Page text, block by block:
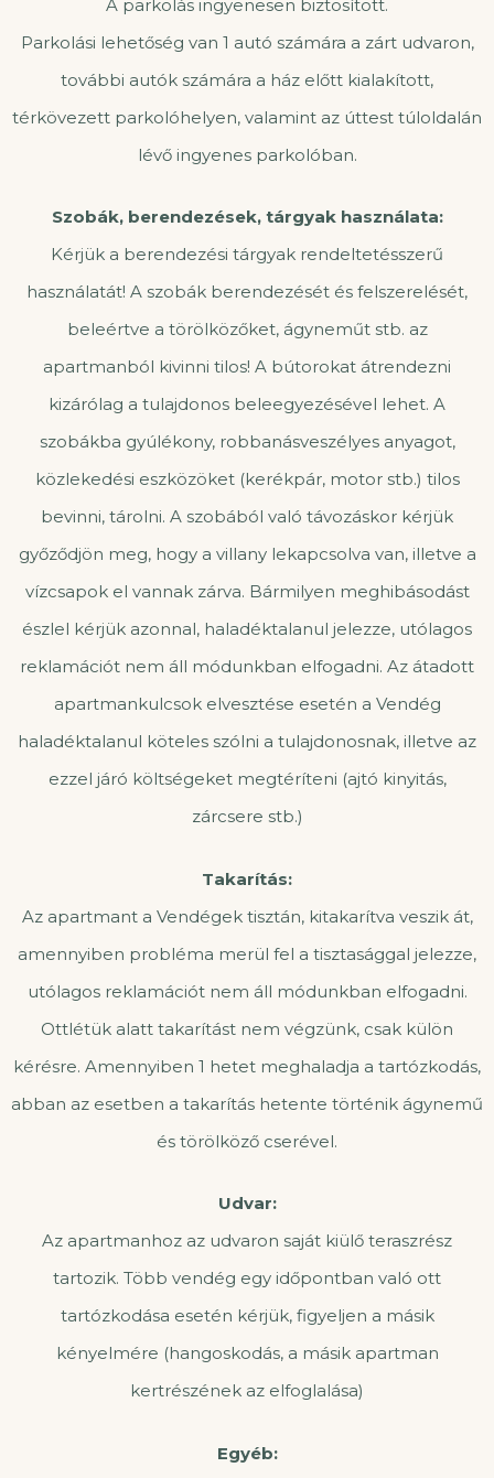
A parkolás ingyenesen biztosított.
Parkolási lehetőség van 1 autó számára a zárt udvaron,
további autók számára a ház előtt kialakított,
térkövezett parkolóhelyen, valamint az úttest túloldalán
lévő ingyenes parkolóban.
Szobák, berendezések, tárgyak használata:
Kérjük a berendezési tárgyak rendeltetésszerű
használatát! A szobák berendezését és felszerelését,
beleértve a törölközőket, ágyneműt stb. az
apartmanból kivinni tilos! A bútorokat átrendezni
kizárólag a tulajdonos beleegyezésével lehet. A
szobákba gyúlékony, robbanásveszélyes anyagot,
közlekedési eszközöket (kerékpár, motor stb.) tilos
bevinni, tárolni. A szobából való távozáskor kérjük
győződjön meg, hogy a villany lekapcsolva van, illetve a
vízcsapok el vannak zárva. Bármilyen meghibásodást
észlel kérjük azonnal, haladéktalanul jelezze, utólagos
reklamációt nem áll módunkban elfogadni. Az átadott
apartmankulcsok elvesztése esetén a Vendég
haladéktalanul köteles szólni a tulajdonosnak, illetve az
ezzel járó költségeket megtéríteni (ajtó kinyitás,
zárcsere stb.)
Takarítás:
Az apartmant a Vendégek tisztán, kitakarítva veszik át,
amennyiben probléma merül fel a tisztasággal jelezze,
utólagos reklamációt nem áll módunkban elfogadni.
Ottlétük alatt takarítást nem végzünk, csak külön
kérésre. Amennyiben 1 hetet meghaladja a tartózkodás,
abban az esetben a takarítás hetente történik ágynemű
és törölköző cserével.
Udvar:
Az apartmanhoz az udvaron saját kiülő teraszrész
tartozik. Több vendég egy időpontban való ott
tartózkodása esetén kérjük, figyeljen a másik
kényelmére (hangoskodás, a másik apartman
kertrészének az elfoglalása)
Egyéb: